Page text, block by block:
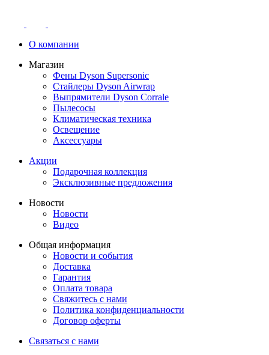
О компании
Магазин
Фены Dyson Supersonic
Стайлеры Dyson Airwrap
Выпрямители Dyson Corrale
Пылесосы
Климатическая техника
Освещение
Аксессуары
Акции
Подарочная коллекция
Эксклюзивные предложения
Новости
Новости
Видео
Общая информация
Новости и события
Доставка
Гарантия
Оплата товара
Свяжитесь с нами
Политика конфиденциальности
Договор оферты
Связаться с нами